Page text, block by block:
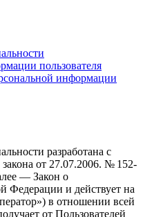
пользователя
информации
разработана с
от 27.07.2006. № 152-
— Закон о
Федерации и действует на
в отношении всей
от Пользователей